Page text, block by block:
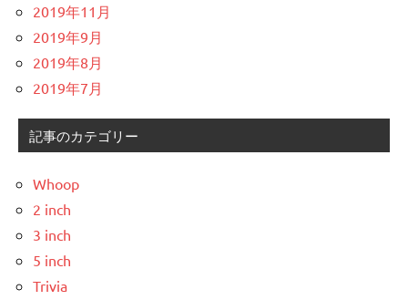
2019年11月
2019年9月
2019年8月
2019年7月
記事のカテゴリー
Whoop
2 inch
3 inch
5 inch
Trivia